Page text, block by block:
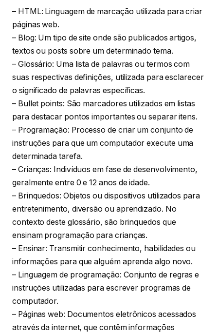
– HTML: Linguagem de marcação utilizada para criar
páginas web.
– Blog: Um tipo de site onde são publicados artigos,
textos ou posts sobre um determinado tema.
– Glossário: Uma lista de palavras ou termos com
suas respectivas definições, utilizada para esclarecer
o significado de palavras específicas.
– Bullet points: São marcadores utilizados em listas
para destacar pontos importantes ou separar itens.
– Programação: Processo de criar um conjunto de
instruções para que um computador execute uma
determinada tarefa.
– Crianças: Indivíduos em fase de desenvolvimento,
geralmente entre 0 e 12 anos de idade.
– Brinquedos: Objetos ou dispositivos utilizados para
entretenimento, diversão ou aprendizado. No
contexto deste glossário, são brinquedos que
ensinam programação para crianças.
– Ensinar: Transmitir conhecimento, habilidades ou
informações para que alguém aprenda algo novo.
– Linguagem de programação: Conjunto de regras e
instruções utilizadas para escrever programas de
computador.
– Páginas web: Documentos eletrônicos acessados
através da internet, que contêm informações